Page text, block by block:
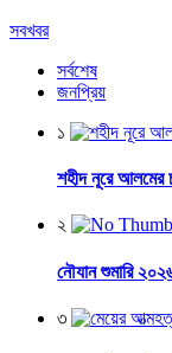
সবখবর
সর্বশেষ
জনপ্রিয়
১
শহীদ নূরে আলমের
২
নৌযান শুমারি
৩